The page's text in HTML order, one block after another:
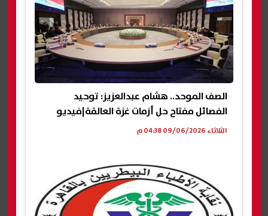
الصف الموحد.. هشام عبدالعزيز: توحيد
الفصائل مفتاح حل أزمات غزة العالقة|فيديو
الثلاثاء 09/06/2026 04:38 م